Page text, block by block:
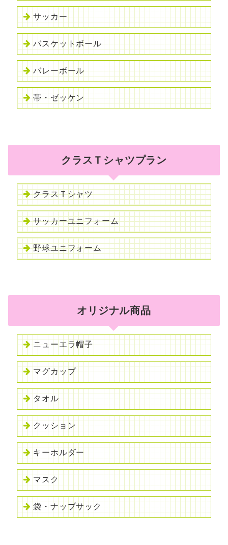
サッカー
バスケットボール
バレーボール
帯・ゼッケン
クラスＴシャツプラン
クラスＴシャツ
サッカーユニフォーム
野球ユニフォーム
オリジナル商品
ニューエラ帽子
マグカップ
タオル
クッション
キーホルダー
マスク
袋・ナップサック